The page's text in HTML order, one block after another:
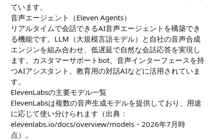
ています。
音声エージェント（Eleven Agents）
リアルタイムで会話できるAI音声エージェントを構築でき
る機能です。LLM（大規模言語モデル）と自社の音声合成
エンジンを組み合わせ、低遅延で自然な会話応答を実現し
ます。カスタマーサポートbot、音声インターフェースを持
つAIアシスタント、教育用の対話AIなどに活用されていま
す。
ElevenLabsの主要モデル一覧
ElevenLabsは複数の音声生成モデルを提供しており、用途
に応じて使い分けられます（出典：
elevenlabs.io/docs/overview/models ・2026年7月時
点）。